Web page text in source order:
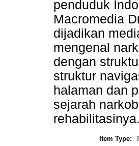
penduduk
Macromedia
dijadikan
mengenal
dengan
struktur
halaman dan
sejarah
Item Type: